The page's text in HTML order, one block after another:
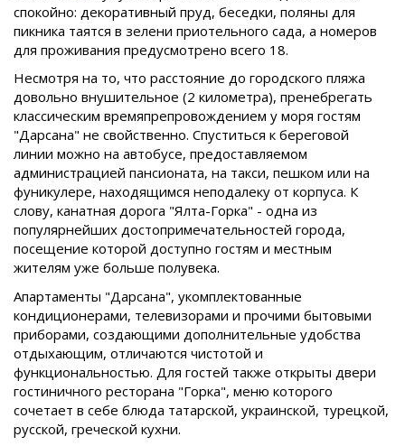
спокойно: декоративный пруд, беседки, поляны для
пикника таятся в зелени приотельного сада, а номеров
для проживания предусмотрено всего 18.
Несмотря на то, что расстояние до городского пляжа
довольно внушительное (2 километра), пренебрегать
классическим времяпрепровождением у моря гостям
"Дарсана" не свойственно. Спуститься к береговой
линии можно на автобусе, предоставляемом
администрацией пансионата, на такси, пешком или на
фуникулере, находящимся неподалеку от корпуса. К
слову, канатная дорога "Ялта-Горка" - одна из
популярнейших достопримечательностей города,
посещение которой доступно гостям и местным
жителям уже больше полувека.
Апартаменты "Дарсана", укомплектованные
кондиционерами, телевизорами и прочими бытовыми
приборами, создающими дополнительные удобства
отдыхающим, отличаются чистотой и
функциональностью. Для гостей также открыты двери
гостиничного ресторана "Горка", меню которого
сочетает в себе блюда татарской, украинской, турецкой,
русской, греческой кухни.